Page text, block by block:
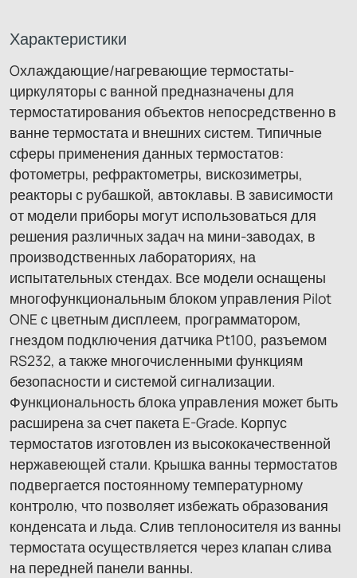
Характеристики
Oхлаждающие/нагревающие термостаты-
циркуляторы с ванной предназначены для
термостатирования объектов непосредственно в
ванне термостата и внешних систем. Типичные
сферы применения данных термостатов:
фотометры, рефрактометры, вискозиметры,
реакторы с рубашкой, автоклавы. В зависимости
от модели приборы могут использоваться для
решения различных задач на мини-заводах, в
производственных лабораториях, на
испытательных стендах. Все модели оснащены
многофункциональным блоком управления Pilot
ONE с цветным дисплеем, программатором,
гнездом подключения датчика Pt100, разъемом
RS232, а также многочисленными функциям
безопасности и системой сигнализации.
Функциональность блока управления может быть
расширена за счет пакета E-Grade. Корпус
термостатов изготовлен из высококачественной
нержавеющей стали. Крышка ванны термостатов
подвергается постоянному температурному
контролю, что позволяет избежать образования
конденсата и льда. Слив теплоносителя из ванны
термостата осуществляется через клапан слива
на передней панели ванны.